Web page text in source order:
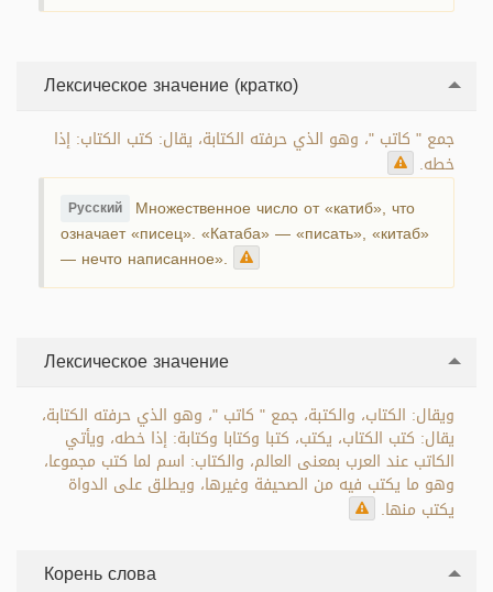
Лексическое значение (кратко)
جمع " كاتب "، وهو الذي حرفته الكتابة، يقال: كتب الكتاب: إذا
خطه.
Русский Множественное число от «катиб», что
означает «писец». «Катаба» — «писать», «китаб»
— нечто написанное».
Лексическое значение
ويقال: الكتاب، والكتبة، جمع " كاتب "، وهو الذي حرفته الكتابة،
يقال: كتب الكتاب، يكتب، كتبا وكتابا وكتابة: إذا خطه، ويأتي
الكاتب عند العرب بمعنى العالم، والكتاب: اسم لما كتب مجموعا،
وهو ما يكتب فيه من الصحيفة وغيرها، ويطلق على الدواة
يكتب منها.
Корень слова